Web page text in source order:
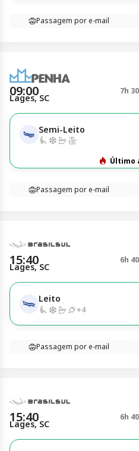
Passagem por e-mail
09:00 7h
Lages, SC
Semi-Leito
Último
Passagem por e-mail
15:40 6h
Lages, SC
Leito
+4
Passagem por e-mail
15:40 6h
Lages, SC